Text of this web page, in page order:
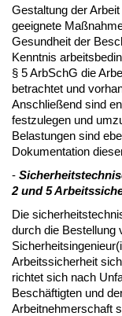
Gestaltung der
geeignete
Gesundheit der
Kenntnis
§ 5 ArbSchG die
betrachtet und
Anschließend sind
festzulegen und
Belastungen sind
Dokumentation
-
2 und 5
Die
durch die Bestellung
Arbeitssicherheit
richtet sich nach
Beschäftigten und
Arbeitnehmerschaft